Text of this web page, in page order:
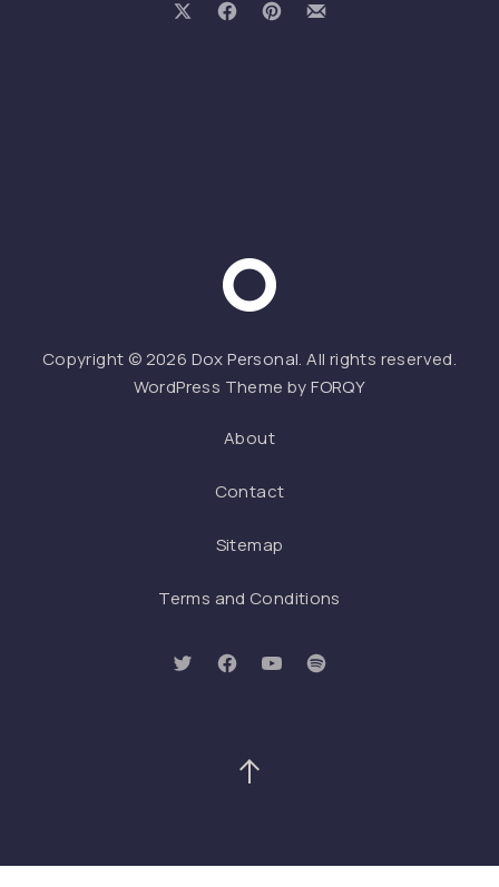
Share on XShare on Facebook
Share on Pinterest
Share by Email
Copyright © 2026 Dox Personal. All rights reserved.
WordPress Theme byFORQY
About
Contact
Sitemap
Terms and Conditions
New Window
New Window
New Window
New Window